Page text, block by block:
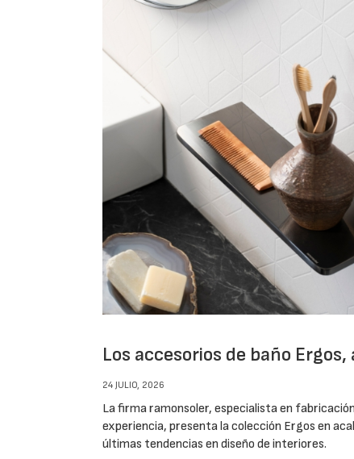
Los accesorios de baño
24 JULIO, 2026
La firma ramonsoler, especialista en
experiencia, presenta la colección Ergos en
últimas tendencias en diseño de interiores.